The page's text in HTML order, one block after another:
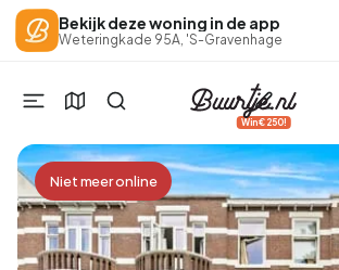
Bekijk deze woning in de app
Weteringkade 95A, 'S-Gravenhage
Win €250!
Niet meer online